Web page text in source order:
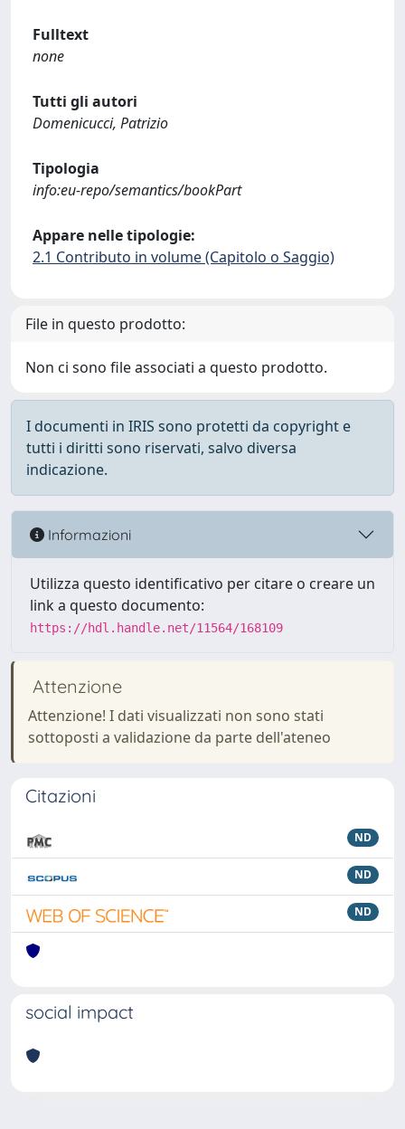
Fulltext
none
Tutti gli autori
Domenicucci, Patrizio
Tipologia
info:eu-repo/semantics/bookPart
Appare nelle tipologie:
2.1 Contributo in volume (Capitolo o Saggio)
File in questo prodotto:
Non ci sono file associati a questo prodotto.
I documenti in IRIS sono protetti da copyright e
tutti i diritti sono riservati, salvo diversa
indicazione.
Informazioni
Utilizza questo identificativo per citare o creare un
link a questo documento:
https://hdl.handle.net/11564/168109
Attenzione
Attenzione! I dati visualizzati non sono stati
sottoposti a validazione da parte dell'ateneo
Citazioni
ND
ND
ND
social impact